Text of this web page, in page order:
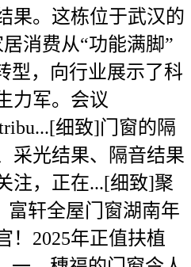
果。这栋位于武汉的
消费从“功能满脚”
型，向行业展示了科
力军。会议
细致]门窗的隔
采光结果、隔音结果
注，正在...[细致]聚
富轩全屋门窗湖南年
！2025年正值扶植